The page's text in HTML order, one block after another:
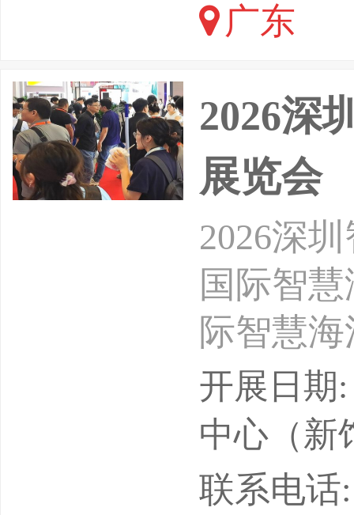
吸引5万
内外先
广东
2026深
展览会
2026深
国际智
际智慧
展会基
工装备
月26日--
开展日期
中心（新
联系电话: